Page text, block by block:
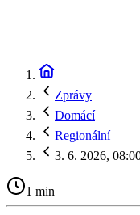
Zprávy
Domácí
Regionální
3. 6. 2026,
1 min